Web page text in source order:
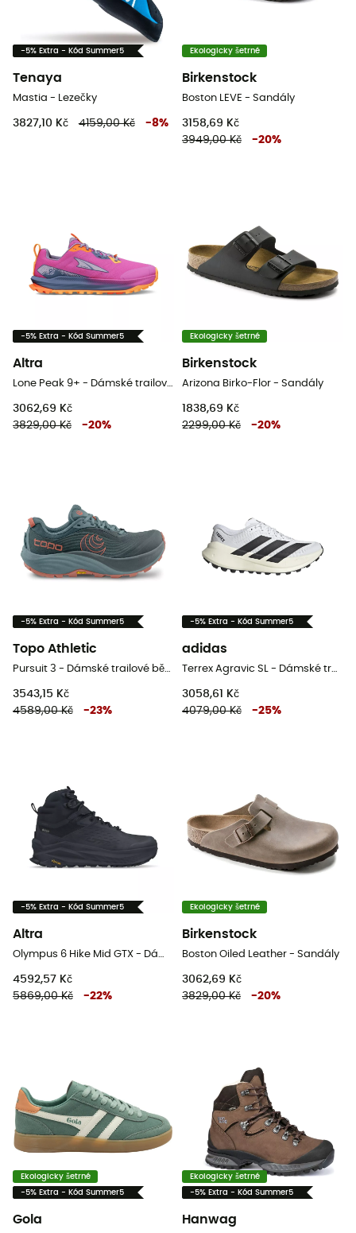
-5% Extra - Kód Summer5
Tenaya
Mastia - Lezečky
3827,10 Kč 4159,00 Kč -8%
Ekologicky šetrné
Birkenstock
Boston LEVE - Sandály
3158,69 Kč
3949,00 Kč
-20%
-5% Extra - Kód Summer5
Altra
3062,69 Kč
3829,00 Kč
-20%
Ekologicky šetrné
Birkenstock
Arizona Birko-Flor - Sandály
1838,69 Kč
2299,00 Kč
-20%
-5% Extra - Kód Summer5
Topo Athletic
3543,15 Kč
4589,00 Kč
-23%
-5% Extra - Kód Summer5
adidas
3058,61 Kč
4079,00 Kč
-25%
-5% Extra - Kód Summer5
Altra
4592,57 Kč
5869,00 Kč
-22%
Ekologicky šetrné
Birkenstock
Boston Oiled Leather - Sandály
3062,69 Kč
3829,00 Kč
-20%
Ekologicky šetrné
-5% Extra - Kód Summer5
Gola
Ekologicky šetrné
-5% Extra - Kód Summer5
Hanwag